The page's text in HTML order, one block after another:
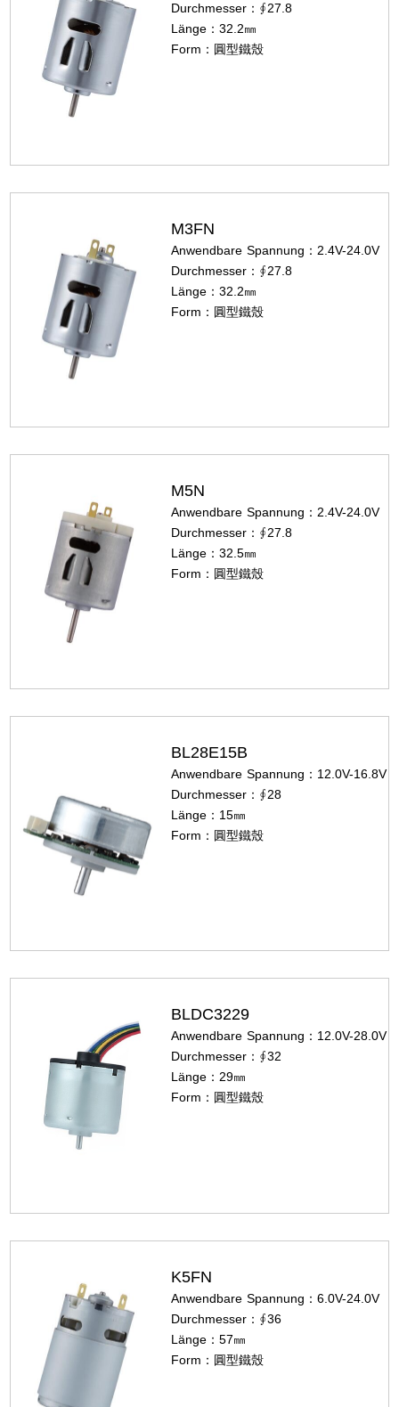
Durchmesser：∮27.8
Länge：32.2㎜
Form：圓型鐵殼
M3FN
Anwendbare Spannung：2.4V-24.0V
Durchmesser：∮27.8
Länge：32.2㎜
Form：圓型鐵殼
M5N
Anwendbare Spannung：2.4V-24.0V
Durchmesser：∮27.8
Länge：32.5㎜
Form：圓型鐵殼
BL28E15B
Anwendbare Spannung：12.0V-16.8V
Durchmesser：∮28
Länge：15㎜
Form：圓型鐵殼
BLDC3229
Anwendbare Spannung：12.0V-28.0V
Durchmesser：∮32
Länge：29㎜
Form：圓型鐵殼
K5FN
Anwendbare Spannung：6.0V-24.0V
Durchmesser：∮36
Länge：57㎜
Form：圓型鐵殼